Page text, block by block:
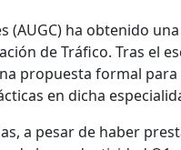
(AUGC) ha obtenido
de Tráfico. Tras el
propuesta formal
en dicha
a pesar de haber